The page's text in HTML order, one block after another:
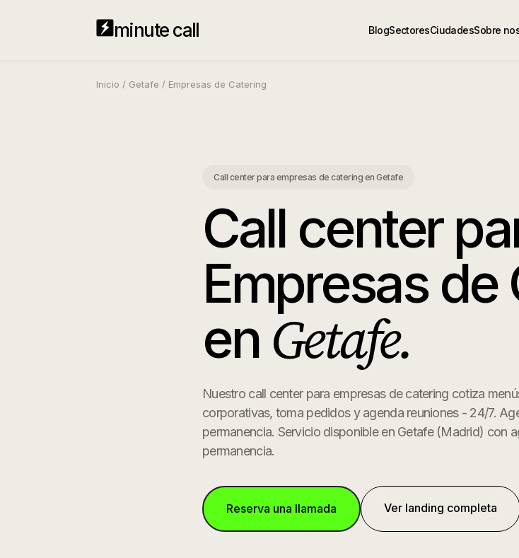
minute call BlogSectoresCiudadesSobre
Inicio / Getafe / Empresas de Catering
Call center para empresas de catering enGetafe
Call center
Empresas de
en Getafe.
Nuestro call center para empresas de catering cotiza
corporativas, toma pedidos y agenda reuniones - 24/7.
permanencia. Servicio disponible en Getafe(Madrid) con
permanencia.
Reserva una llamada Ver landing completa